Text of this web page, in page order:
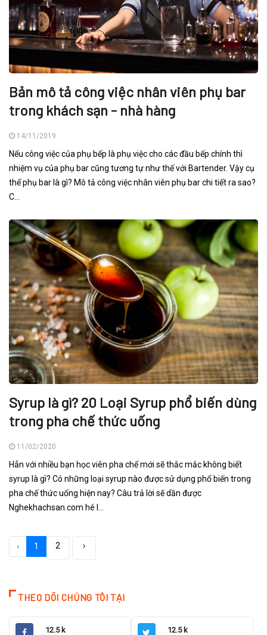
Bản mô tả công việc nhân viên phụ bar
trong khách sạn - nhà hàng
14/11/2019
Nếu công việc của phụ bếp là phụ việc cho các đầu bếp chính thì
nhiệm vụ của phụ bar cũng tương tự như thế với Bartender. Vậy cụ
thể phụ bar là gì? Mô tả công việc nhân viên phụ bar chi tiết ra sao?
C...
Syrup là gì? 20 Loại Syrup phổ biến dùng
trong pha chế thức uống
11/02/2020
Hẳn với nhiều bạn học viên pha chế mới sẽ thắc mắc không biết
syrup là gì? Có những loại syrup nào được sử dụng phổ biến trong
pha chế thức uống hiện nay? Câu trả lời sẽ dần được
Nghekhachsan.com hé l...
‹ 1 2 ›
THEO DÕI CHÚNG TÔI TẠI
12.5 k 12.5 k